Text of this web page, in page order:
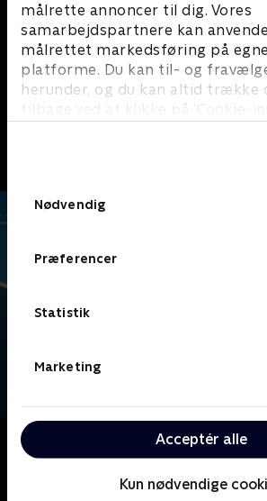
målrette annoncer til dig. Vores
samarbejdspartnere kan
målrettet markedsføring på
platforme. Du kan til- og
herunder, og du kan altid trække
tilbage ved at klikke på ’Cookie-
Nødvendig
Præferencer
Statistik
Marketing
Acceptér alle
Kun nødvendige
Om Kvindeligaen